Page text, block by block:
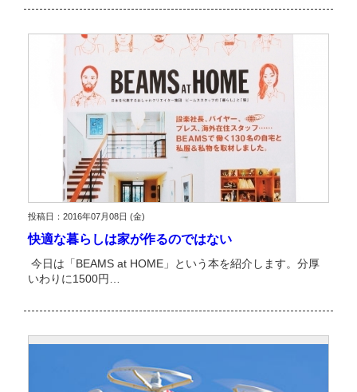
投稿日：2016年07月08日 (金)
快適な暮らしは家が作るのではない
今日は「BEAMS at HOME」という本を紹介します。分厚
いわりに1500円…